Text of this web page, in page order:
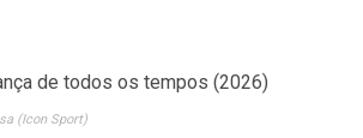
(Icon Sport)